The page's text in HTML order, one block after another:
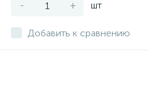
- + шт
Добавить к сравнению